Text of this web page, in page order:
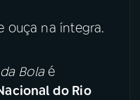
ouça na íntegra.
Bolaé
do Rio